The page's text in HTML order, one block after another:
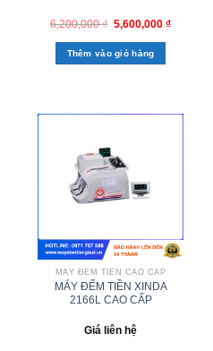
6,200,000₫ 5,600,000 ₫
Thêm vào giỏ hàng
MÁY ĐẾM TIỀN CAO CẤP
MÁY ĐẾM TIỀN XINDA
2166L CAO CẤP
Giá liên hệ